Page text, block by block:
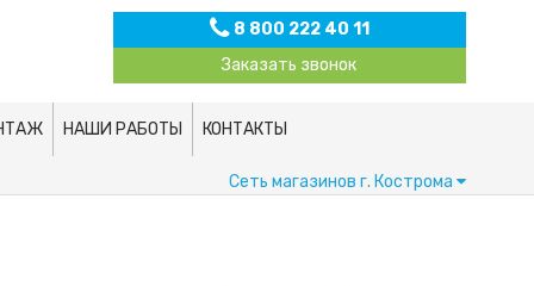
8 800 222 40 11
Заказать звонок
НАШИ РАБОТЫ КОНТАКТЫ
Сеть магазинов г. Кострома